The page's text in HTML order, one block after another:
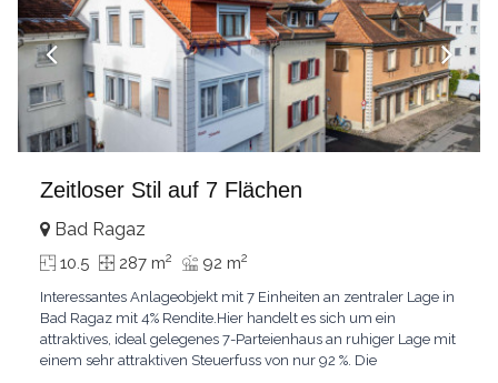
Zeitloser Stil auf 7 Flächen
Bad Ragaz
10.5 287 m2 92 m2
Interessantes Anlageobjekt mit 7 Einheiten an zentraler Lage in
Bad Ragaz mit 4% Rendite.Hier handelt es sich um ein
attraktives, ideal gelegenes 7-Parteienhaus an ruhiger Lage mit
einem sehr attraktiven Steuerfuss von nur 92 %. Die